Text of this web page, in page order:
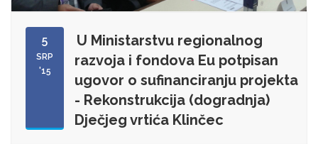
5
SRP
'15
U Ministarstvu regionalnog
razvoja i fondova Eu potpisan
ugovor o sufinanciranju projekta
- Rekonstrukcija (dogradnja)
Dječjeg vrtića Klinčec